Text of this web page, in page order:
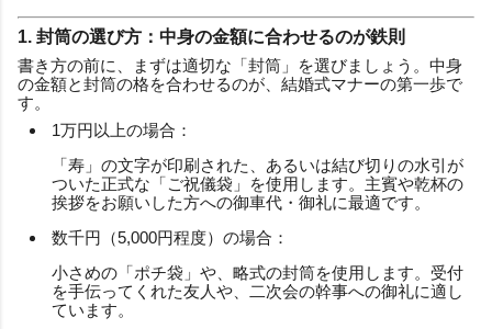
1. 封筒の選び方：中身の金額に合わせるのが鉄則
書き方の前に、まずは適切な「封筒」を選びましょう。中身
の金額と封筒の格を合わせるのが、結婚式マナーの第一歩で
す。
1万円以上の場合：
「寿」の文字が印刷された、あるいは結び切りの水引が
ついた正式な「ご祝儀袋」を使用します。主賓や乾杯の
挨拶をお願いした方への御車代・御礼に最適です。
数千円（5,000円程度）の場合：
小さめの「ポチ袋」や、略式の封筒を使用します。受付
を手伝ってくれた友人や、二次会の幹事への御礼に適し
ています。